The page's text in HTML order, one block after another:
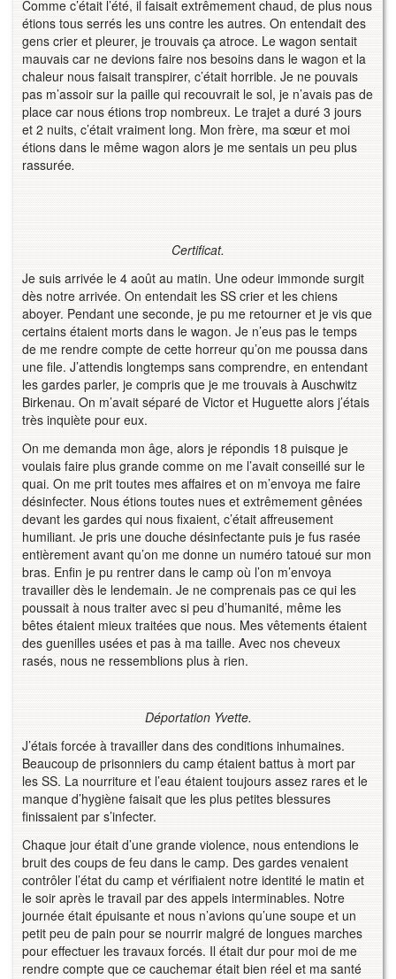
Comme c’était l’été, il faisait extrêmement chaud, de plus nous
étions tous serrés les uns contre les autres. On entendait des
gens crier et pleurer, je trouvais ça atroce. Le wagon sentait
mauvais car ne devions faire nos besoins dans le wagon et la
chaleur nous faisait transpirer, c’était horrible. Je ne pouvais
pas m’assoir sur la paille qui recouvrait le sol, je n’avais pas de
place car nous étions trop nombreux. Le trajet a duré 3 jours
et 2 nuits, c’était vraiment long. Mon frère, ma sœur et moi
étions dans le même wagon alors je me sentais un peu plus
rassurée.
Certificat.
Je suis arrivée le 4 août au matin. Une odeur immonde surgit
dès notre arrivée. On entendait les SS crier et les chiens
aboyer. Pendant une seconde, je pu me retourner et je vis que
certains étaient morts dans le wagon. Je n’eus pas le temps
de me rendre compte de cette horreur qu’on me poussa dans
une file. J’attendis longtemps sans comprendre, en entendant
les gardes parler, je compris que je me trouvais à Auschwitz
Birkenau. On m’avait séparé de Victor et Huguette alors j’étais
très inquiète pour eux.
On me demanda mon âge, alors je répondis 18 puisque je
voulais faire plus grande comme on me l’avait conseillé sur le
quai. On me prit toutes mes affaires et on m’envoya me faire
désinfecter. Nous étions toutes nues et extrêmement gênées
devant les gardes qui nous fixaient, c’était affreusement
humiliant. Je pris une douche désinfectante puis je fus rasée
entièrement avant qu’on me donne un numéro tatoué sur mon
bras. Enfin je pu rentrer dans le camp où l’on m’envoya
travailler dès le lendemain. Je ne comprenais pas ce qui les
poussait à nous traiter avec si peu d’humanité, même les
bêtes étaient mieux traitées que nous. Mes vêtements étaient
des guenilles usées et pas à ma taille. Avec nos cheveux
rasés, nous ne ressemblions plus à rien.
Déportation Yvette.
J’étais forcée à travailler dans des conditions inhumaines.
Beaucoup de prisonniers du camp étaient battus à mort par
les SS. La nourriture et l’eau étaient toujours assez rares et le
manque d’hygiène faisait que les plus petites blessures
finissaient par s’infecter.
Chaque jour était d’une grande violence, nous entendions le
bruit des coups de feu dans le camp. Des gardes venaient
contrôler l’état du camp et vérifiaient notre identité le matin et
le soir après le travail par des appels interminables. Notre
journée était épuisante et nous n’avions qu’une soupe et un
petit peu de pain pour se nourrir malgré de longues marches
pour effectuer les travaux forcés. Il était dur pour moi de me
rendre compte que ce cauchemar était bien réel et ma santé